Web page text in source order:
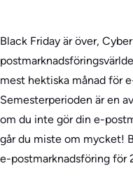
Black Friday är över,
mest hektiska månad för
Semesterperioden är en
om du inte gör din e-
går du miste om mycket!
e-postmarknadsföring för